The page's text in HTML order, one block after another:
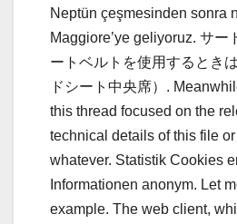
Neptün çeşmesinden sonra
Maggiore’ye geliyoruz. サー
ートベルトを使用するとき
ドシート中央席）.
this thread focused on the
technical details of this file
whatever. Statistik Cookies
Informationen anonym. Let
example. The web client,